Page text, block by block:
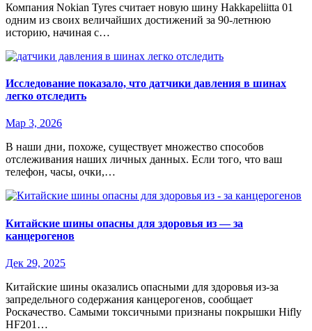
Компания Nokian Tyres считает новую шину Hakkapeliitta 01
одним из своих величайших достижений за 90-летнюю
историю, начиная с…
Исследование показало, что датчики давления в шинах
легко отследить
Мар 3, 2026
В наши дни, похоже, существует множество способов
отслеживания наших личных данных. Если того, что ваш
телефон, часы, очки,…
Китайские шины опасны для здоровья из — за
канцерогенов
Дек 29, 2025
Китайские шины оказались опасными для здоровья из-за
запредельного содержания канцерогенов, сообщает
Роскачество. Самыми токсичными признаны покрышки Hifly
HF201…